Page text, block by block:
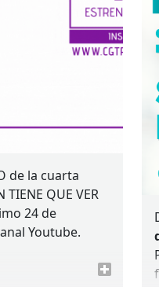
de la cuarta
TIENE QUE VER
24 de
Youtube.